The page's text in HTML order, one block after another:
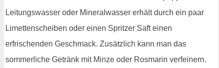
Leitungswasser oder Mineralwasser erhält durch ein paar
Limettenscheiben oder einen Spritzer Saft einen
erfrischenden Geschmack. Zusätzlich kann man das
sommerliche Getränk mit Minze oder Rosmarin verfeinern.